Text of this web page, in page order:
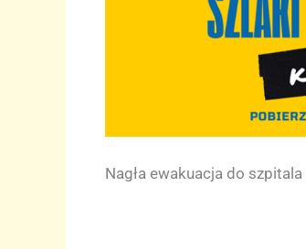
Nagła ewakuacja do szpitala